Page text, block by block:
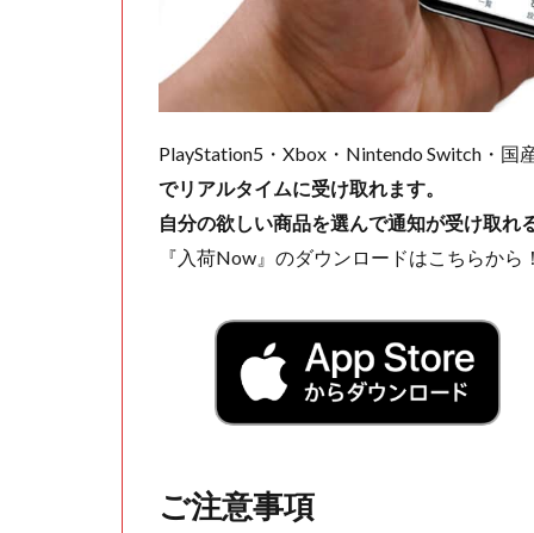
PlayStation5・Xbox・Nintendo Switch・国
でリアルタイムに受け取れます。
自分の欲しい商品を選んで通知が受け取れ
『入荷Now』のダウンロードはこちらから
ご注意事項